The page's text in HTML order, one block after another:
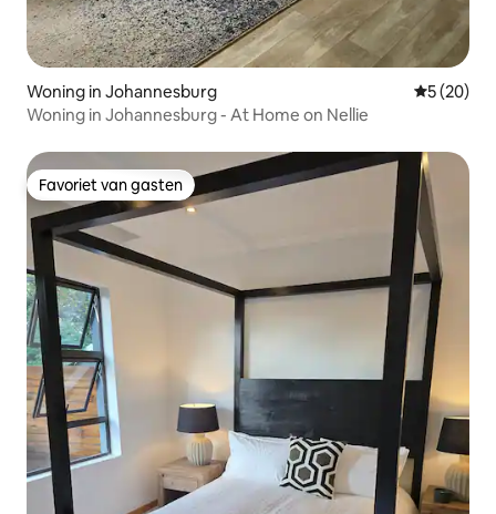
Woning in Johannesburg
5 (20)
Woning in Johannesburg - At Home on Nellie
Favoriet van gasten
Favoriet van gasten